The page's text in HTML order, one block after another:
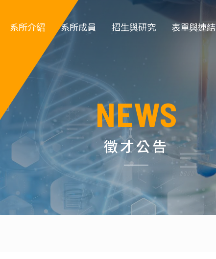
系所介紹
簡介
系徽
行政組織
歷屆系主任
歷屆系傑出校友名
單
系所成員
專案教師
職員
退休教師
名譽教授
榮譽講座教授
招生與研究
特色實驗室
儀器租借
環安衛資訊
高中職生園地
化工營
表單與連結
學生類表單
碩士班口試作業流
NEWS
徵才公告